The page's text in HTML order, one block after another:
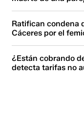
Ratifican condena
Cáceres por el
¿Están cobrando
detecta tarifas no